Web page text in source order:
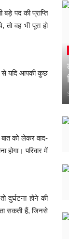
पद की प्राप्ति
वह भी पूरा हो
से यदि आपकी कुछ
को लेकर वाद-
परिवार में
दुर्घटना होने की
सकती हैं, जिनसे